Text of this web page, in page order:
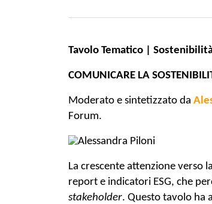
Tavolo Tematico |
COMUNICARE LA
Moderato e sintetizzato da
Forum.
La crescente attenzione verso
stakeholder. Questo tavolo ha